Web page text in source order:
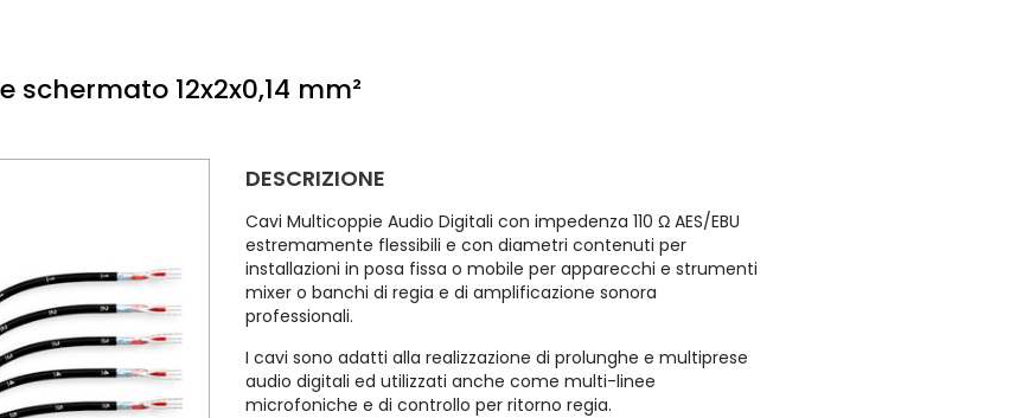
12x2x0,14 mm²
DESCRIZIONE
Cavi Multicoppie Audio Digitali con impedenza 110 Ω AES/EBU
estremamente flessibili e con diametri contenuti per
installazioni in posa fissa o mobile per apparecchi e strumenti
mixer o banchi di regia e di amplificazione sonora
professionali.
I cavi sono adatti alla realizzazione di prolunghe e multiprese
audio digitali ed utilizzati anche come multi-linee
microfoniche e di controllo per ritorno regia.